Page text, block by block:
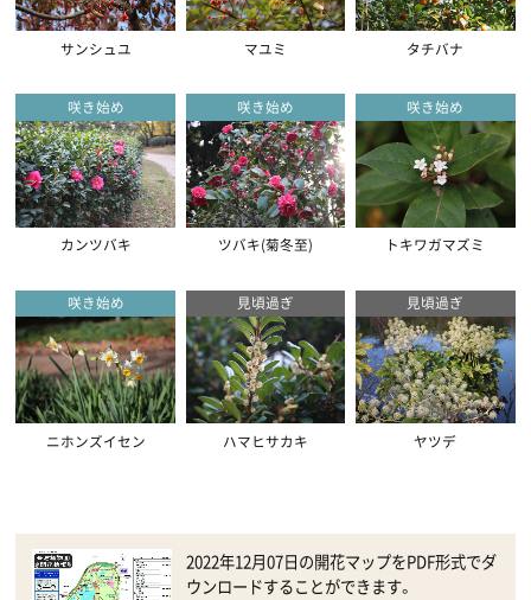
サンシュユ マユミ タチバナ
咲き始め
カンツバキ
咲き始め
ツバキ(菊冬至)
咲き始め
トキワガマズミ
咲き始め
ニホンズイセン
見頃過ぎ
ハマヒサカキ
見頃過ぎ
ヤツデ
2022年12月07日の開花マップをPDF形式でダ
ウンロードすることができます。